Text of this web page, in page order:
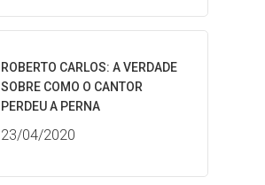
ROBERTO CARLOS: A VERDADE
SOBRE COMO O CANTOR
PERDEU A PERNA
23/04/2020